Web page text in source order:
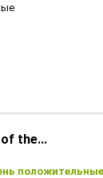
the...
положительные